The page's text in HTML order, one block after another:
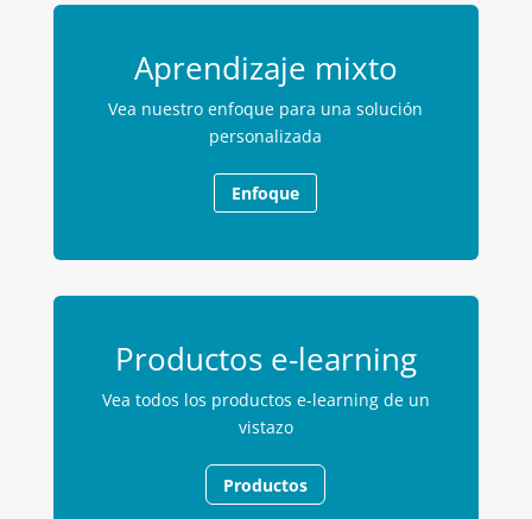
Aprendizaje mixto
Vea nuestro enfoque para una solución
personalizada
Enfoque
Productos e-learning
Vea todos los productos e-learning de un
vistazo
Productos